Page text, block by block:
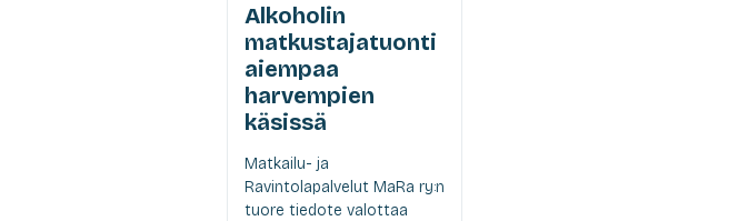
Alkoholin
matkustajatuonti
aiempaa
harvempien
käsissä
Matkailu- ja
Ravintolapalvelut MaRa ry:n
tuore tiedote valottaa